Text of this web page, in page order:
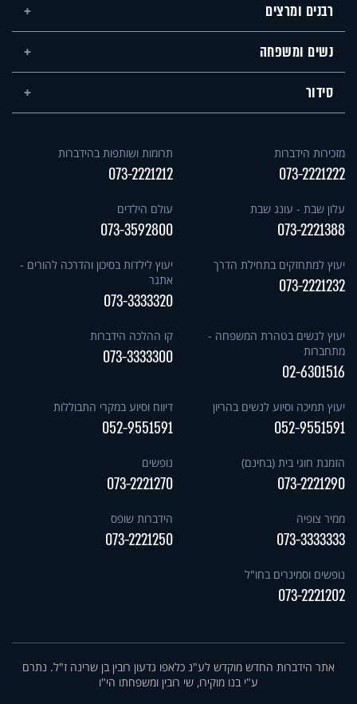
רבנים ומרצים
נשים ומשפחה
סידור
מזכירות הידברות
073-2221222
תרומות ושותפות בהידברות
073-2221212
עלון שבת - עונג שבת
073-2221388
עולם הילדים
073-3592800
יעוץ למתחזקים בתחילת הדרך
073-2221232
יעוץ לילדות בסיכון והדרכה להורים -
אתגר
073-3333320
יעוץ לנשים בטהרת המשפחה -
מתחברות
02-6301516
קו ההלכה הידברות
073-3333300
יעוץ תמיכה וסיוע לנשים בהריון
052-9551591
דיווח וסיוע במקרי התבוללות
052-9551591
הזמנת חוגי בית (בחינם)
073-2221290
נופשים
073-2221270
ממיר צופיה
073-3333333
הידברות שופס
073-2221250
נופשים וסמינרים בחו"ל
073-2221202
אתר הידברות החדש מוקדש לע"נ כלאפו גדעון רובין בן שרינה ז"ל. נתרם
ע"י בנו מוקירו, שי רובין ומשפחתו הי"ו